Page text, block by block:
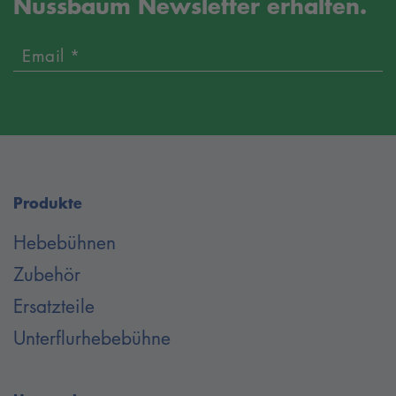
Höhe verstellbare Konstruktion ermöglicht verschiedenste
Aufstellkombinationen und Varianten. Dank verschiedener
Säulenverlängerungen kann die POWER LIFT SLH sowohl in
Transporter auf die ideale Arbeitshöhe heben. Zudem kann
zusätzlichen Zylinderabdeckung sowie einem 2. Bedienteil
ausgestattet werden, um die Hebebühne ganz auf den
Werkstatt abzustimmen.
Die POWER LIFT SLH-Serie ist das Ergebnis aus über 45
Jahren Erfahrung in der Entwicklung und Herstellung
Email *
Produkte
Hebebühnen
Zubehör
Ersatzteile
Unterflurhebebühne